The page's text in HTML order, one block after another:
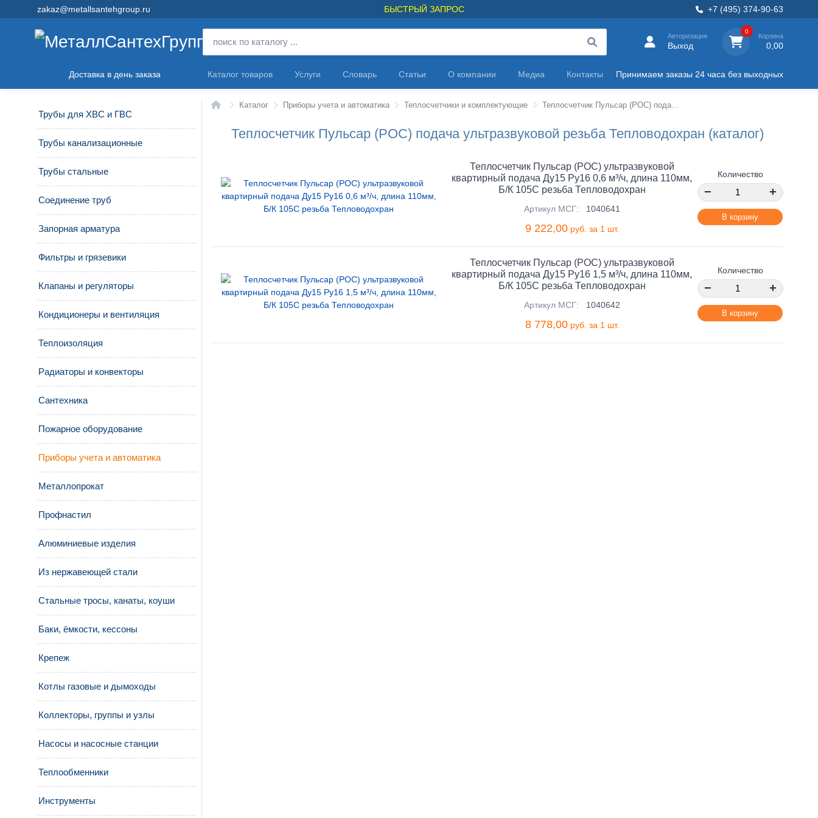
zakaz@metallsantehgroup.ru БЫСТРЫЙ ЗАПРОС +7 (495) 374-90-63
Авторизация
Выход
0
Корзина
0,00
Доставка в день заказа Каталог товаров Услуги Словарь Статьи О компании Медиа Контакты Принимаем заказы 24 часа без выходных
Трубы для ХВС и ГВС
Трубы канализационные
Трубы стальные
Соединение труб
Запорная арматура
Фильтры и грязевики
Клапаны и регуляторы
Кондиционеры и вентиляция
Теплоизоляция
Радиаторы и конвекторы
Сантехника
Пожарное оборудование
Приборы учета и автоматика
Металлопрокат
Профнастил
Алюминиевые изделия
Из нержавеющей стали
Стальные тросы, канаты, коуши
Баки, ёмкости, кессоны
Крепеж
Котлы газовые и дымоходы
Коллекторы, группы и узлы
Насосы и насосные станции
Теплообменники
Инструменты
ГлавнаяКаталог Приборы учета и автоматика Теплосчетчики и комплектующие Теплосчетчик Пульсар (РОС) подача ультразвуковой резьба Тепловодохран
Теплосчетчик Пульсар (РОС) подача ультразвуковой резьба Тепловодохран (каталог)
Теплосчетчик Пульсар (РОС) ультразвуковой
квартирный подача Ду15 Ру16 0,6 м³/ч, длина 110мм,
Б/К 105C резьба Тепловодохран
Артикул МСГ: 1040641
9 222,00руб. за 1 шт.
Количество
− +
В корзину
Теплосчетчик Пульсар (РОС) ультразвуковой
квартирный подача Ду15 Ру16 1,5 м³/ч, длина 110мм,
Б/К 105C резьба Тепловодохран
Артикул МСГ: 1040642
8 778,00руб. за 1 шт.
Количество
− +
В корзину